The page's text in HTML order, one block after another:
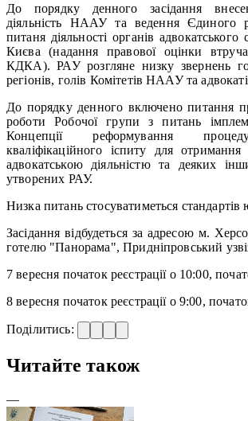
До порядку денного засідання
діяльність НААУ та ведення Єдиного
питаня діяльності органів
Києва (надання правової оцінки
КДКА). РАУ розгляне низку звернень
регіонів, голів Комітетів НААУ та
До порядку денного включено питання
роботи Робочої групи з питань
Концепції реформування
кваліфікаційного іспиту для
адвокатською діяльністю та деяких
утворених РАУ.
Низка питань стосуватиметься стандартів
Засідання відбудеться за адресою м.
готелю "Панорама", Придніпровський
7 вересня початок реєстрації о 10:00,
8 вересня початок реєстрації о 9:00,
Поділитись:
Читайте також
—